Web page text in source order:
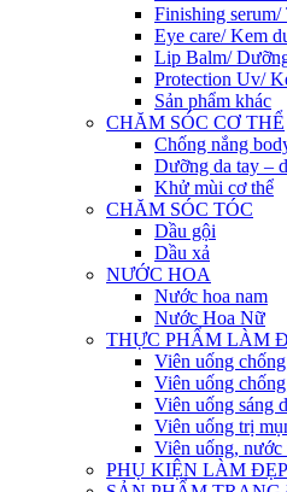
Finishing
Eye care/ Kem
Lip Balm/
Protection Uv/
Sản phẩm khác
CHĂM SÓC CƠ THỂ
Chống nắng
Dưỡng da tay –
Khử mùi cơ thể
CHĂM SÓC TÓC
Dầu gội
Dầu xả
NƯỚC HOA
Nước hoa nam
Nước Hoa Nữ
THỰC PHẨM LÀM
Viên uống
Viên uống
Viên uống sáng
Viên uống trị
Viên uống, nước
PHỤ KIỆN LÀM ĐẸP